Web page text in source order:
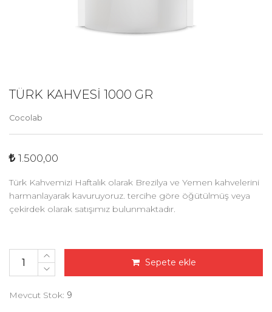
TÜRK KAHVESI 1000 GR
Cocolab
1.500,00
Türk Kahvemizi Haftalık olarak Brezilya ve Yemen kahvelerini
harmanlayarak kavuruyoruz. tercihe göre öğütülmüş veya
çekirdek olarak satışımız bulunmaktadır.
Sepete ekle
Mevcut Stok: 9